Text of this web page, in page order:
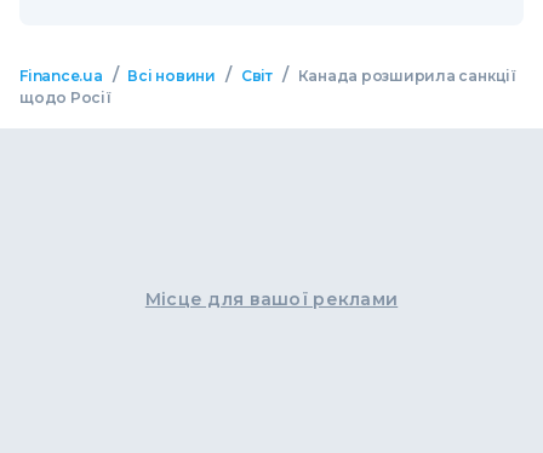
Finance.ua / Всі новини / Світ /
Канада розширила санкції
щодо Росії
Місце для вашої реклами